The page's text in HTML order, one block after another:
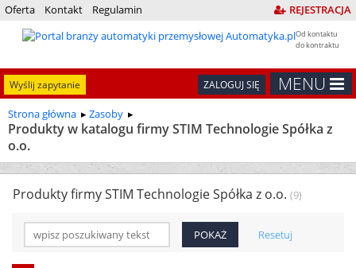
Oferta Kontakt Regulamin REJESTRACJA
Od kontaktu
do kontraktu
MENU
ZALOGUJ SIĘ
Wyślij zapytanie
Strona główna Zasoby
Produkty w katalogu firmy STIM Technologie Spółka z
o.o.
Produkty firmy STIM Technologie Spółka z o.o. (9)
Resetuj